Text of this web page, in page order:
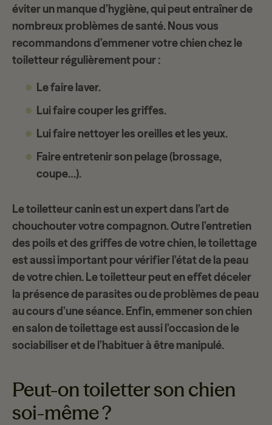
éviter un manque d’hygiène, qui peut entraîner de
nombreux problèmes de santé. Nous vous
recommandons d’emmener votre chien chez le
toiletteur régulièrement pour :
Le faire laver.
Lui faire couper les griffes.
Lui faire nettoyer les oreilles et les yeux.
Faire entretenir son pelage (brossage,
coupe…).
Le toiletteur canin est un expert dans l’art de
chouchouter votre compagnon. Outre l’entretien
des poils et des griffes de votre chien, le toilettage
est aussi important pour vérifier l’état de la peau
de votre chien. Le toiletteur peut en effet déceler
la présence deparasitesou deproblèmes de peau
au cours d’une séance. Enfin, emmener son chien
en salon de toilettage est aussi l’occasion de le
sociabiliser et de l’habituer à être manipulé.
Peut-on toiletter son chien
soi-même ?